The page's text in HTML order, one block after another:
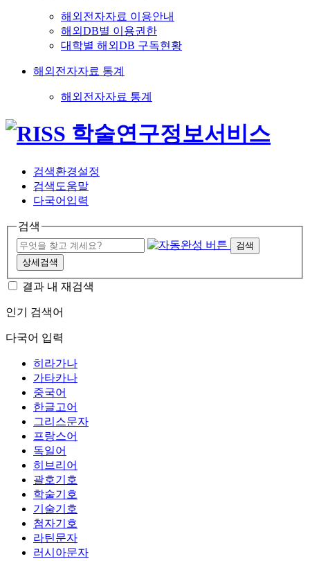
해외전자자료 이용안내
해외DB별 이용권한
대학별 해외DB 구독현황
해외전자자료 통계
해외전자자료 통계
검색환경설정
검색도움말
다국어입력
검색
검색
상세검색
결과 내 재검색
인기 검색어
다국어 입력
히라가나
가타카나
중국어
한글고어
그리스문자
프랑스어
독일어
히브리어
괄호기호
학술기호
기술기호
첨자기호
라틴문자
러시아문자